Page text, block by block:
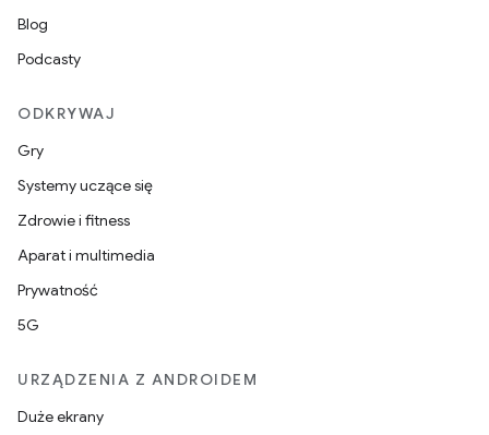
Blog
Podcasty
ODKRYWAJ
Gry
Systemy uczące się
Zdrowie i fitness
Aparat i multimedia
Prywatność
5G
URZĄDZENIA Z ANDROIDEM
Duże ekrany